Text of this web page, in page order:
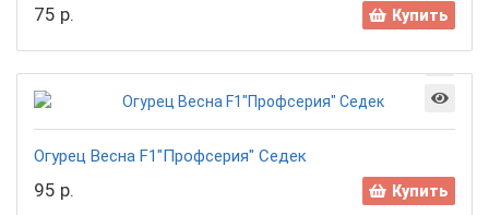
75 р. Купить
Огурец Весна F1"Профсерия" Седек
95 р. Купить